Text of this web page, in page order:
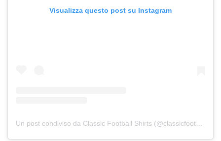
Visualizza questo post su Instagram
Un post condiviso da Classic Football Shirts (@classicfootballshirts)